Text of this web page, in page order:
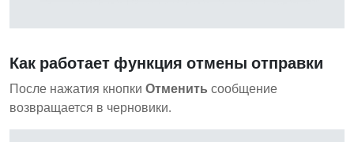
Как работает функция отмены отправки
После нажатия кнопки Отменить сообщение
возвращается в черновики.